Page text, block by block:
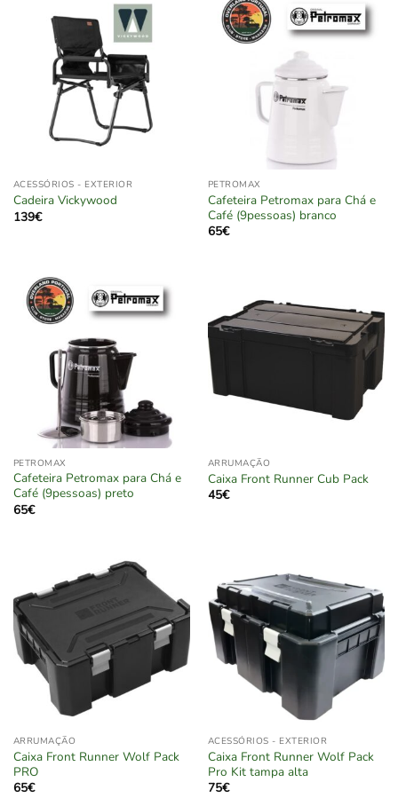
ACESSÓRIOS - EXTERIOR
Cadeira Vickywood
139€
PETROMAX
Cafeteira Petromax para Chá e
Café (9pessoas) branco
65€
PETROMAX
Cafeteira Petromax para Chá e
Café (9pessoas) preto
65€
ARRUMAÇÃO
Caixa Front Runner Cub Pack
45€
ARRUMAÇÃO
Caixa Front Runner Wolf Pack
PRO
65€
ACESSÓRIOS - EXTERIOR
Caixa Front Runner Wolf Pack
Pro Kit tampa alta
75€